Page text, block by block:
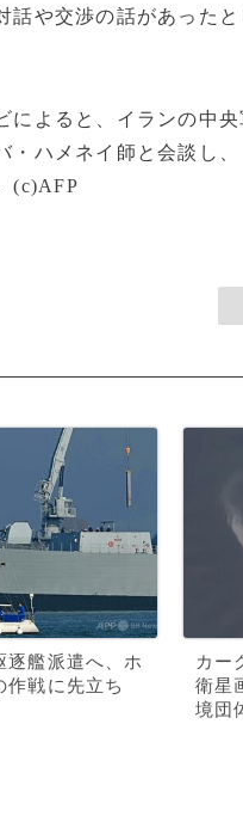
話や交渉の話があった
によると、イランの中
・ハメネイ師と会談し
(c)AFP
逐艦派遣へ、ホ
作戦に先立ち
カー
衛星
境団